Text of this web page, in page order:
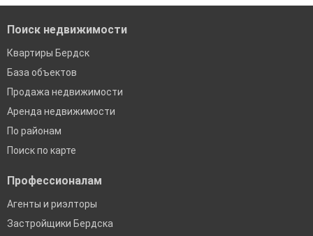
Поиск недвижимости
Квартиры Бердск
База объектов
Продажа недвижимости
Аренда недвижимости
По районам
Поиск по карте
Профессионалам
Агенты и риэлторы
Застройщики Бердска